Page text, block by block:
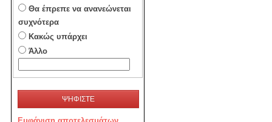
Θα έπρεπε να ανανεώνεται
συχνότερα
Κακώς υπάρχει
Άλλο
ΨΗΦΙΣΤΕ